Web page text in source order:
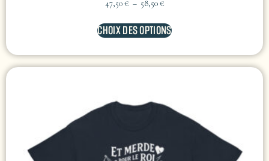
47,50€ – 58,50€
CHOIX DES OPTIONS